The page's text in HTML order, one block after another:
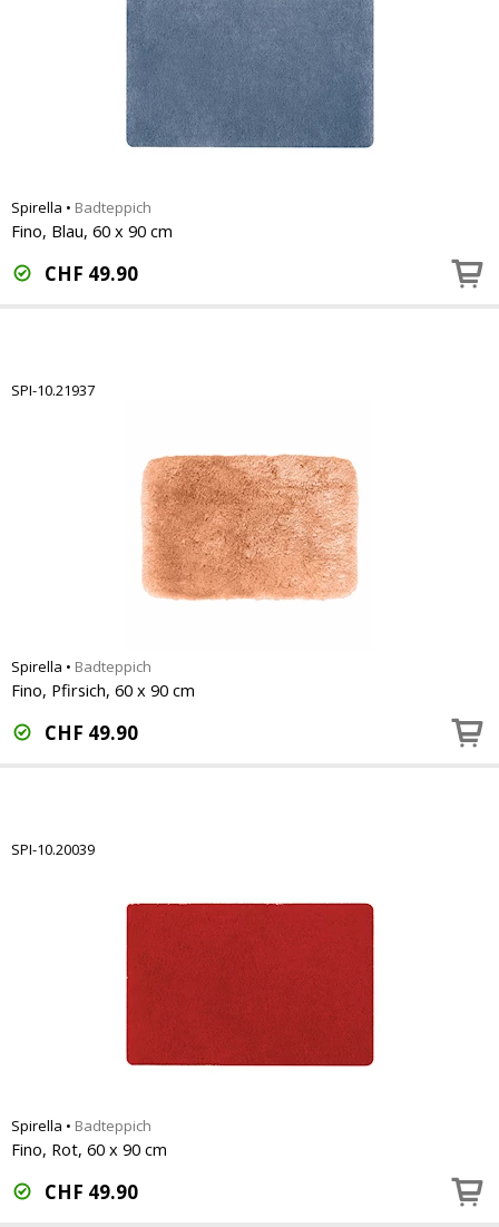
Spirella • Badteppich
Fino, Blau, 60 x 90 cm
CHF 49.90
SPI-10.21937
Spirella • Badteppich
Fino, Pfirsich, 60 x 90 cm
CHF 49.90
SPI-10.20039
Spirella • Badteppich
Fino, Rot, 60 x 90 cm
CHF 49.90